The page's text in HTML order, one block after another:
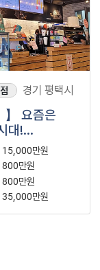
경기 평택시
】 요즘은
대!
노 한잔,
나는 필수인
15,000만원
800만원
800만원
35,000만원